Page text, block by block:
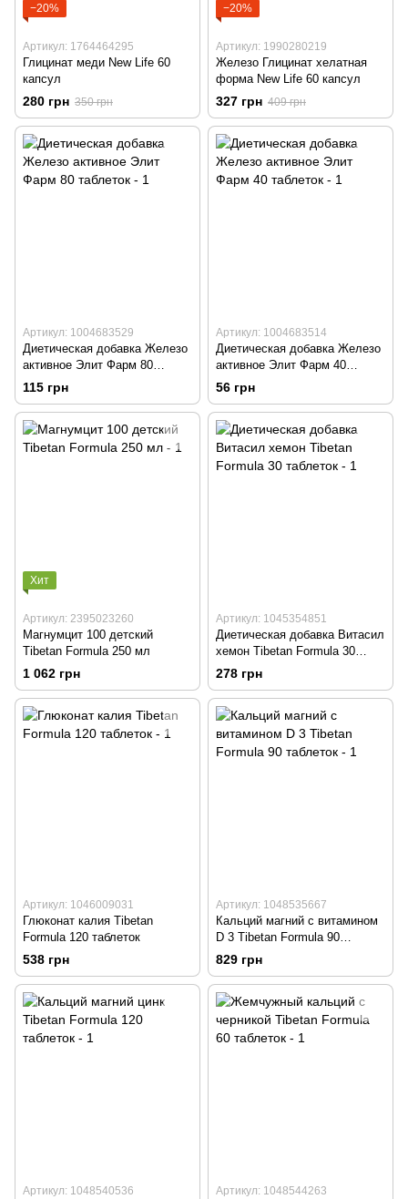
−20%
Артикул: 1764464295
Глицинат меди New Life 60
капсул
280 грн 350 грн
−20%
Артикул: 1990280219
Железо Глицинат хелатная
форма New Life 60 капсул
327 грн 409 грн
Артикул: 1004683529
Диетическая добавка Железо
активное Элит Фарм 80
таблеток
115 грн
Артикул: 1004683514
Диетическая добавка Железо
активное Элит Фарм 40
таблеток
56 грн
Хит
Артикул: 2395023260
Магнумцит 100 детский
Tibetan Formula 250 мл
1 062 грн
Артикул: 1045354851
Диетическая добавка Витасил
хемон Tibetan Formula 30
таблеток
278 грн
Артикул: 1046009031
Глюконат калия Tibetan
Formula 120 таблеток
538 грн
Артикул: 1048535667
Кальций магний с витамином
D 3 Tibetan Formula 90
таблеток
829 грн
Артикул: 1048540536 Артикул: 1048544263